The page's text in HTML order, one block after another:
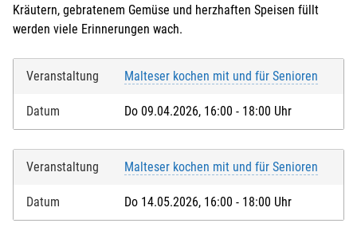
Kräutern, gebratenem Gemüse und herzhaften Speisen füllt
werden viele Erinnerungen wach.
Veranstaltung Malteser kochen mit und für Senioren
Datum Do 09.04.2026, 16:00 - 18:00 Uhr
Veranstaltung Malteser kochen mit und für Senioren
Datum Do 14.05.2026, 16:00 - 18:00 Uhr